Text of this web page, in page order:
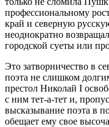
профессиональному
край и северную
неоднократно
городской суеты или
Это затворничество в
поэта не слишком
престол Николай I
с ним тет-а-тет и,
высказывание поэта в
обещает ему свое